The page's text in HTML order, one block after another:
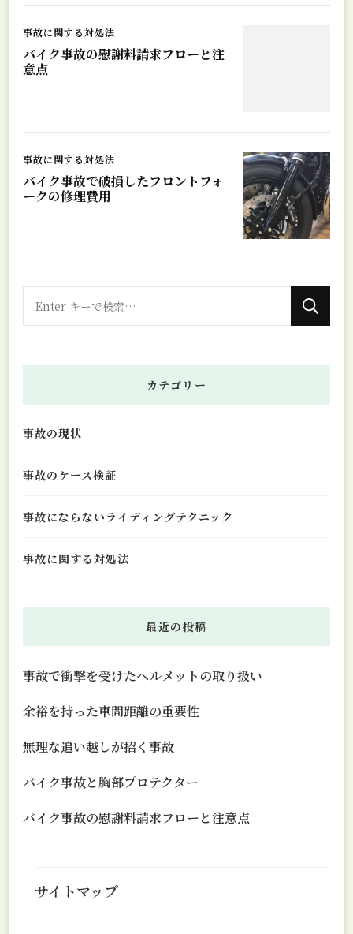
事故に関する対処法
バイク事故の慰謝料請求フローと注
意点
事故に関する対処法
バイク事故で破損したフロントフォ
ークの修理費用
な
に
お
で
す
?
カテゴリー
事故の現状
事故のケース検証
事故にならないライディングテクニック
事故に関する対処法
最近の投稿
事故で衝撃を受けたヘルメットの取り扱い
余裕を持った車間距離の重要性
無理な追い越しが招く事故
バイク事故と胸部プロテクター
バイク事故の慰謝料請求フローと注意点
サイトマップ